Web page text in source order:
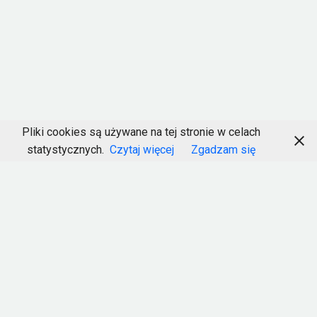
Pliki cookies są używane na tej stronie w celach
statystycznych. Czytaj więcej Zgadzam się